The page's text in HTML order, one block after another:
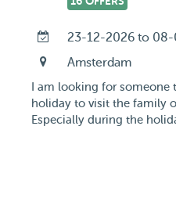
23-12-2026 to 08-
Amsterdam
I am looking for
holiday to visit the family
Especially during the